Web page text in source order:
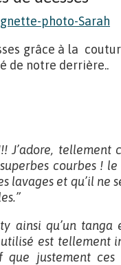
grâce à la
de notre derrière..
J’adore, tellement
courbes !
lavages et qu’il ne
ainsi qu’un
est tellement
que justement